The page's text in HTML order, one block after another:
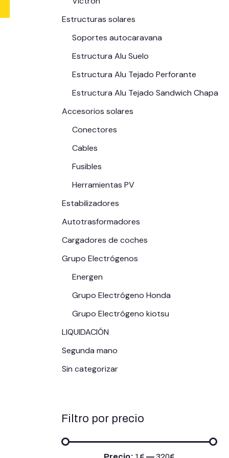
Estructuras solares
Soportes autocaravana
Estructura Alu Suelo
Estructura Alu Tejado Perforante
Estructura Alu Tejado Sandwich Chapa
Accesorios solares
Conectores
Cables
Fusibles
Herramientas PV
Estabilizadores
Autotrasformadores
Cargadores de coches
Grupo Electrógenos
Energen
Grupo Electrógeno Honda
Grupo Electrógeno kiotsu
LIQUIDACIÓN
Segunda mano
Sin categorizar
Filtro por precio